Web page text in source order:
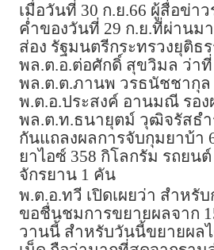
เมื่อวันที่ 30 ก.ย.66 ผู้สื่อข่า
ค่ำของวันที่ 29 ก.ย.ที่ผ่านม
ส่อง รัฐมนตรีกระทรวงยุติธ
พล.ต.อ.ต่อศักดิ์ สุขวิมล ว่าที่
พล.ต.ต.ภานพ วรธนัชชากุล
พ.ต.อ.ประสงค์ อานมณี รอง
พล.ต.ท.ธนายุตม์ วุฒิจรัสธำ
กันแถลงผลการจับกุมยาบ้า
ยาไอซ์ 358 กิโลกรัม รถยน
จักรยาน 1 คัน
พ.ต.อ.ทวี เปิดเผยว่า สำหรั
ขอชื่นชมการขยายผลจาก
วานนี้ สำหรับวันนี้ขยายผล